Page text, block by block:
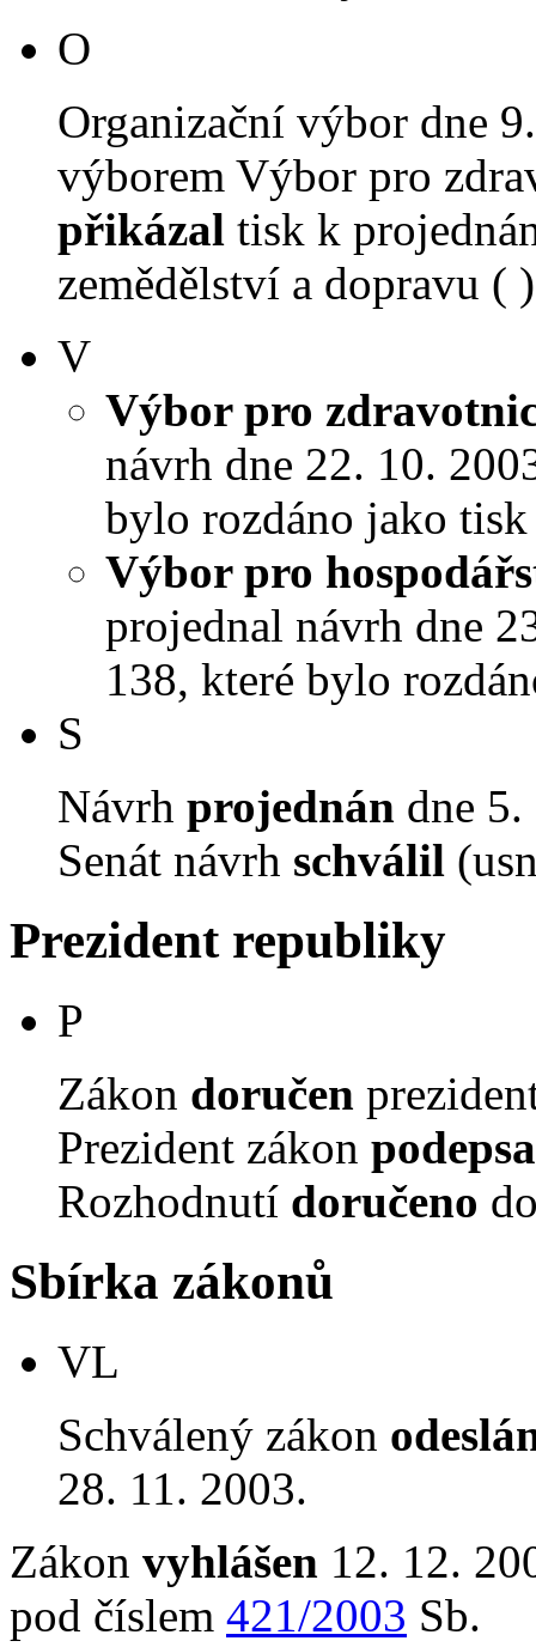
O
Organizační výbor dne
výborem Výbor pro
přikázal tisk k
zemědělství a dopravu (
V
Výbor pro
návrh dne 22. 10.
bylo rozdáno jako
Výbor pro
projednal návrh dne
138, které bylo
S
Návrh projednán dne
Senát návrh schválil
Prezident republiky
P
Zákon doručen
Prezident zákon
Rozhodnutí doručeno
Sbírka zákonů
VL
Schválený zákon
28. 11. 2003.
Zákon vyhlášen 12. 12.
pod číslem 421/2003 Sb.